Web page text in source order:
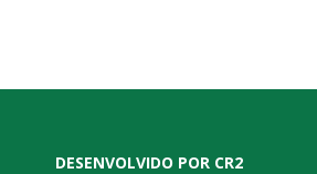
DESENVOLVIDO POR CR2